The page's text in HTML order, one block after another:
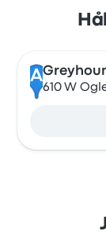
A
610 W